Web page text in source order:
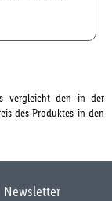
vergleicht den in der
des Produktes in den
Newsletter